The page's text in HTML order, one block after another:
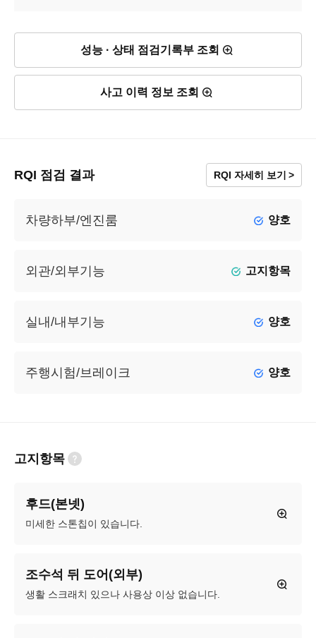
성능 · 상태 점검기록부 조회
사고 이력 정보 조회
RQI 점검 결과 RQI 자세히 보기
차량하부/엔진룸 양호
외관/외부기능 고지항목
실내/내부기능 양호
주행시험/브레이크 양호
고지항목
후드(본넷)
미세한 스톤칩이 있습니다.
조수석 뒤 도어(외부)
생활 스크래치 있으나 사용상 이상 없습니다.